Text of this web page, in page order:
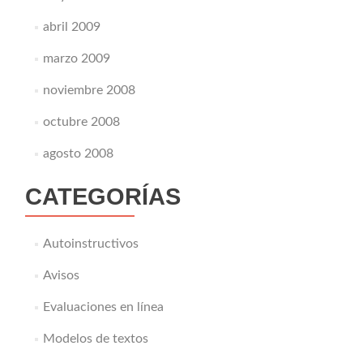
abril 2009
marzo 2009
noviembre 2008
octubre 2008
agosto 2008
CATEGORÍAS
Autoinstructivos
Avisos
Evaluaciones en línea
Modelos de textos